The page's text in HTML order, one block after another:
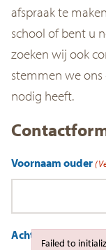
afspraak te
school of bent u
zoeken wij ook
stemmen we
nodig heeft.
Voornaam ouder
Achternaam ouder
Failed to